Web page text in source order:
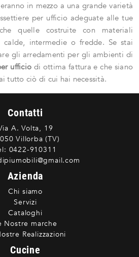
in mezzo a una grande varietà
per ufficio adeguate alle tue
quelle costruite con materiali
intermedie o fredde. Se stai
gli arredamenti per gli ambienti di
ufficio di ottima fattura e che siano
tutto ciò di cui hai necessità.
Contatti
A. Volta, 19
Villorba (TV)
0422-910311
Azienda
Chi siamo
Servizi
Cataloghi
Nostre marche
Realizzazioni
Cucine